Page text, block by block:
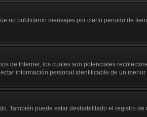
no publicaron mensajes por cierto periodo de
de Internet, los cuales son potenciales
información personal identificable de un menor
También puede estar deshabilitado el registro